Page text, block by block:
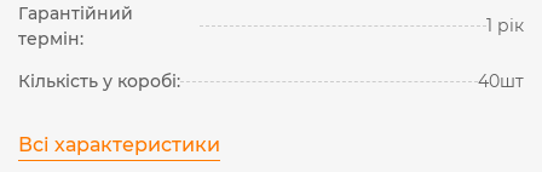
Гарантійний
термін:
1 рік
Кількість у коробі: 40шт
Всі характеристики